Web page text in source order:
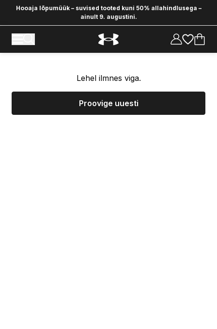
Hooaja lõpumüük – suvised tooted kuni 50% allahindlusega –
ainult 9. augustini.
Lehel ilmnes viga.
Proovige uuesti